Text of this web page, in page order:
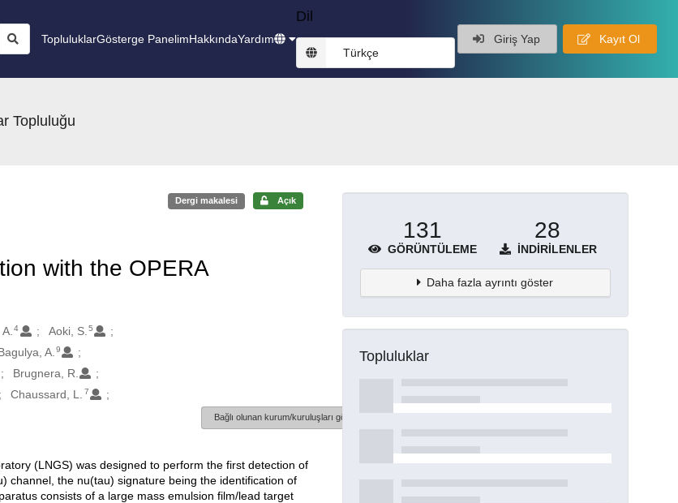
TopluluklarGösterge PanelimHakkındaYardım
Dil
Türkçe
Giriş Yap Kayıt Ol
Topluluğu
Dergi makalesi Açık
with the OPERA
4 Aoki, S. 5
A. 9
Brugnera, R.
Chaussard, L. 7
Bağlı olunan kurum/kuruluşları göster
(LNGS) was designed to perform the first detection of
channel, the nu(tau) signature being the identification of
consists of a large mass emulsion film/lead target
131
GÖRÜNTÜLEME
28
İNDIRILENLER
Daha fazla ayrıntı göster
Topluluklar